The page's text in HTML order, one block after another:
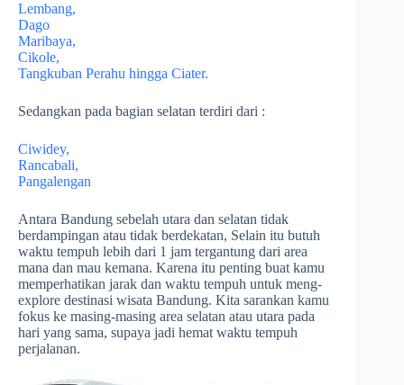
Lembang,
Dago
Maribaya,
Cikole,
Tangkuban Perahu hingga Ciater.
Sedangkan pada bagian selatan terdiri dari :
Ciwidey,
Rancabali,
Pangalengan
Antara Bandung sebelah utara dan selatan tidak
berdampingan atau tidak berdekatan, Selain itu butuh
waktu tempuh lebih dari 1 jam tergantung dari area
mana dan mau kemana. Karena itu penting buat kamu
memperhatikan jarak dan waktu tempuh untuk meng-
explore destinasi wisata Bandung. Kita sarankan kamu
fokus ke masing-masing area selatan atau utara pada
hari yang sama, supaya jadi hemat waktu tempuh
perjalanan.